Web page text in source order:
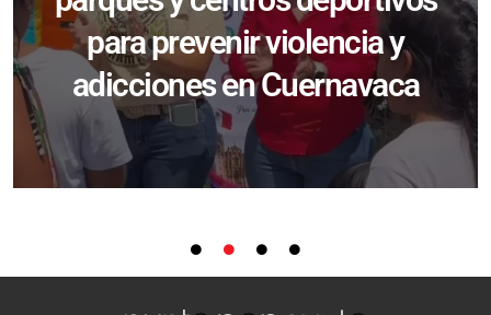
para prevenir violencia y
adicciones en Cuernavaca